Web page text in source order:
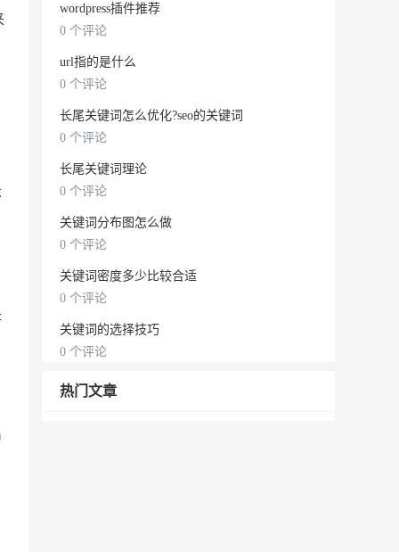
wordpress插件推荐
0 个评论
url指的是什么
0 个评论
长尾关键词怎么优化?seo的关键词
0 个评论
长尾关键词理论
0 个评论
关键词分布图怎么做
0 个评论
关键词密度多少比较合适
0 个评论
关键词的选择技巧
0 个评论
热门文章